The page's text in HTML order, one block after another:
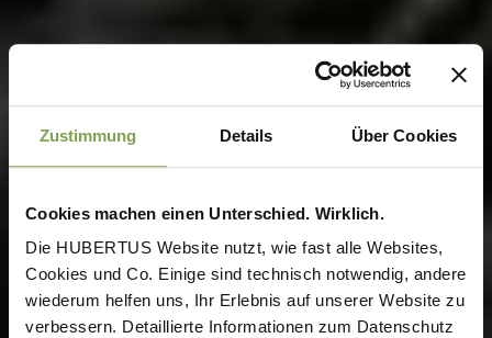
Zustimmung Details Über Cookies
Cookies machen einen Unterschied. Wirklich.
Die HUBERTUS Website nutzt, wie fast alle Websites,
Cookies und Co. Einige sind technisch notwendig, andere
wiederum helfen uns, Ihr Erlebnis auf unserer Website zu
verbessern. Detaillierte Informationen zum Datenschutz